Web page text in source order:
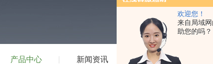
欢迎您！
来自局域
助您的吗？
产品中心 新闻资讯 技术文章